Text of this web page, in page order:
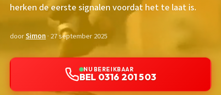
herken de eerste signalen voordat het te laat is.
doorSimon · 27 september 2025
NU BEREIKBAAR
BEL 0316 201 503